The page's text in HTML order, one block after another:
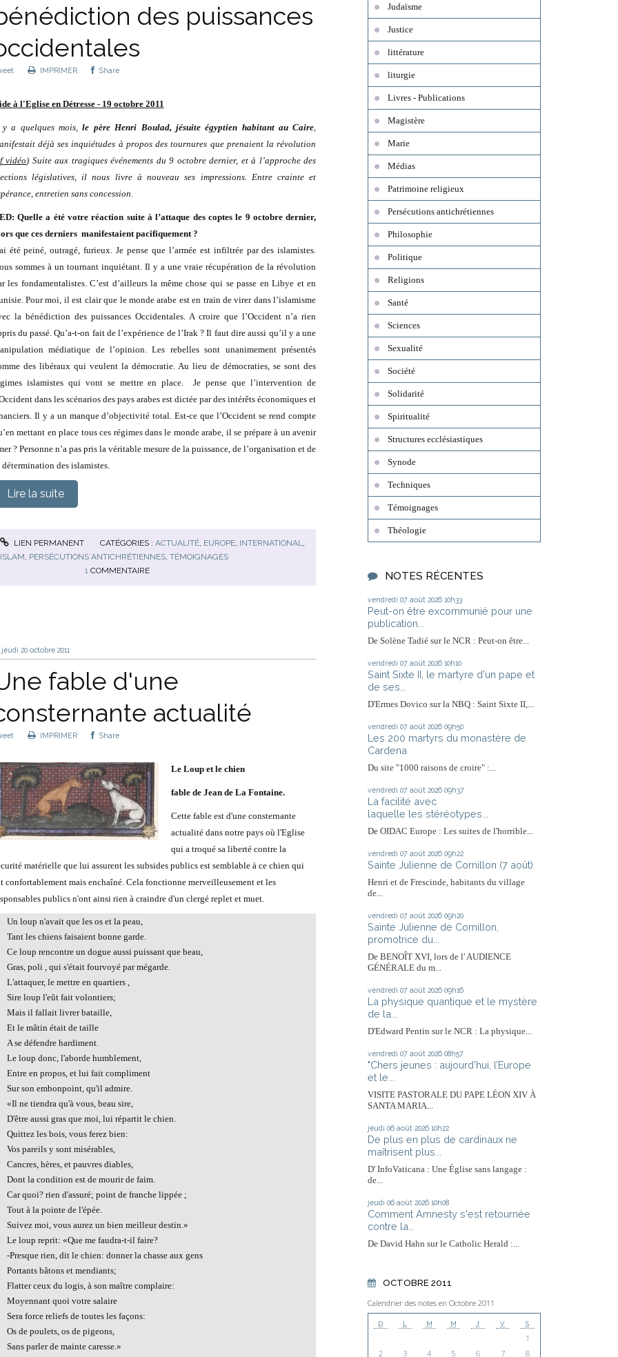
des puissances
IMPRIMER Share
à l'Eglise en Détresse - 19 octobre 2011
a quelques mois,le père Henri Boulad, jésuite égyptien habitant au Caire
déjà ses inquiétudes à propos des tournures que prenaient la révolution
vidéo) Suite aux tragiques événements du 9 octobre dernier, et à l’approche des
législatives, il nous livre à nouveau ses impressions. Entre crainte et
entretien sans concession.
Quelle a été votre réaction suite à l’attaque des coptes le 9 octobre dernier,
que ces derniers manifestaient pacifiquement ?
été peiné, outragé, furieux. Je pense que l’armée est infiltrée par des islamistes.
sommes à un tournant inquiétant. Il y a une vraie récupération de la révolution
les fondamentalistes. C’est d’ailleurs la même chose qui se passe en Libye et en
Pour moi, il est clair que le monde arabe est en train de virer dans l’islamisme
la bénédiction des puissances Occidentales. A croire que l’Occident n’a rien
du passé. Qu’a-t-on fait de l’expérience de l’Irak ? Il faut dire aussi qu’il y a une
médiatique de l’opinion. Les rebelles sont unanimement présentés
des libéraux qui veulent la démocratie. Au lieu de démocraties, se sont des
islamistes qui vont se mettre en place. Je pense que l’intervention de
dans les scénarios des pays arabes est dictée par des intérêts économiques et
Il y a un manque d’objectivité total. Est-ce que l’Occident se rend compte
mettant en place tous ces régimes dans le monde arabe, il se prépare à un avenir
? Personne n’a pas pris la véritable mesure de la puissance, de l’organisation et de
détermination des islamistes.
Lire la suite
LIEN PERMANENT CATÉGORIES :ACTUALITÉ, EUROPE, INTERNATIONAL,
ISLAM, PERSÉCUTIONS ANTICHRÉTIENNES, TÉMOIGNAGES
1 COMMENTAIRE
jeudi 20 octobre 2011
fable d'une
actualité
IMPRIMER Share
Le Loup et le chien
fable de Jean de La Fontaine.
Cette fable est d'une consternante
actualité dans notre pays où l'Eglise
qui a troqué sa liberté contre la
matérielle que lui assurent les subsides publics est semblable à ce chien qui
confortablement mais enchaîné. Cela fonctionne merveilleusement et les
publics n'ont ainsi rien à craindre d'un clergé replet et muet.
Un loup n'avait que les os et la peau,
Tant les chiens faisaient bonne garde.
Ce loup rencontre un dogue aussi puissant que beau,
Gras, poli , qui s'était fourvoyé par mégarde.
L'attaquer, le mettre en quartiers ,
Sire loup l'eût fait volontiers;
Mais il fallait livrer bataille,
Et le mâtin était de taille
A se défendre hardiment.
Le loup donc, l'aborde humblement,
Entre en propos, et lui fait compliment
Sur son embonpoint, qu'il admire.
«Il ne tiendra qu'à vous, beau sire,
D'être aussi gras que moi, lui répartit le chien.
Quittez les bois, vous ferez bien:
Vos pareils y sont misérables,
Cancres, hères, et pauvres diables,
Dont la condition est de mourir de faim.
Car quoi? rien d'assuré; point de franche lippée ;
Tout à la pointe de l'épée.
Suivez moi, vous aurez un bien meilleur destin.»
Le loup reprit: «Que me faudra-t-il faire?
-Presque rien, dit le chien: donner la chasse aux gens
Portants bâtons et mendiants;
Flatter ceux du logis, à son maître complaire:
Moyennant quoi votre salaire
Sera force reliefs de toutes les façons:
Os de poulets, os de pigeons,
Sans parler de mainte caresse.»
Judaïsme
Justice
littérature
liturgie
Livres - Publications
Magistère
Marie
Médias
Patrimoine religieux
Persécutions antichrétiennes
Philosophie
Politique
Religions
Santé
Sciences
Sexualité
Société
Solidarité
Spiritualité
Structures ecclésiastiques
Synode
Techniques
Témoignages
Théologie
NOTES RÉCENTES
vendredi 07 août 2026 10h33
Peut-on être excommunié pour une
publication...
De Solène Tadié sur le NCR : Peut-on être...
vendredi 07 août 2026 10h10
Saint Sixte II, le martyre d'un pape et
de ses...
D'Ermes Dovico sur la NBQ : Saint Sixte II,...
vendredi 07 août 2026 09h50
Les 200 martyrs du monastère de
Cardena
Du site "1000 raisons de croire" :...
vendredi 07 août 2026 09h37
La facilité avec
laquelle les stéréotypes...
De OIDAC Europe : Les suites de l'horrible...
vendredi 07 août 2026 09h22
Sainte Julienne de Cornillon (7 août)
Henri et de Frescinde, habitants du village
de...
vendredi 07 août 2026 09h20
Sainte Julienne de Cornillon,
promotrice du...
De BENOÎT XVI, lors de l' AUDIENCE
GÉNÉRALE du m...
vendredi 07 août 2026 09h16
La physique quantique et le mystère
de la...
D'Edward Pentin sur le NCR : La physique...
vendredi 07 août 2026 08h57
"Chers jeunes : aujourd’hui, l’Europe
et le...
VISITE PASTORALE DU PAPE LÉON XIV À
SANTA MARIA...
jeudi 06 août 2026 10h22
De plus en plus de cardinaux ne
maîtrisent plus...
D' InfoVaticana : Une Église sans langage :
de...
jeudi 06 août 2026 10h08
Comment Amnesty s'est retournée
contre la...
De David Hahn sur le Catholic Herald :...
OCTOBRE 2011
Calendrier des notes en Octobre 2011
D L M M J V S
1
2
3 4 5 6 7 8